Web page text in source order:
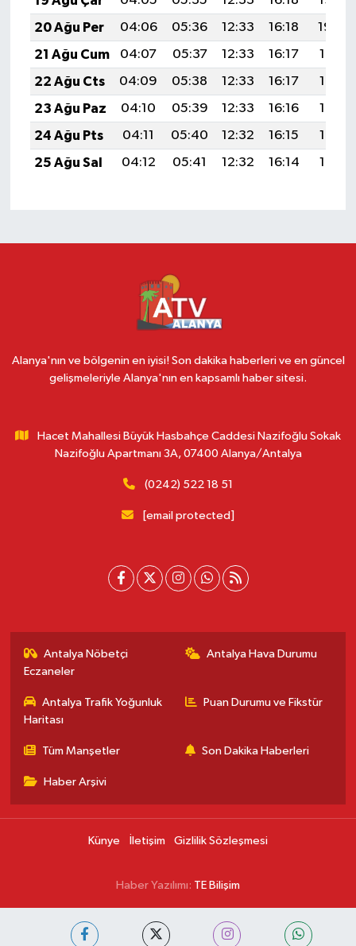
20 Ağu Per
04:06 05:36 12:33 16:18
19:20
21 Ağu Cum
04:07 05:37 12:33 16:17
19:19
22 Ağu Cts
04:09 05:38 12:33 16:17
19:18
23 Ağu Paz
04:10 05:39 12:33 16:16
19:16
24 Ağu Pts
04:11 05:40 12:32 16:15
19:15
25 Ağu Sal
04:12 05:41 12:32 16:14 19:13
Alanya'nın ve bölgenin en iyisi! Son dakika haberleri ve en güncel
gelişmeleriyle Alanya'nın en kapsamlı haber sitesi.
Hacet Mahallesi Büyük Hasbahçe Caddesi Nazifoğlu Sokak
Nazifoğlu Apartmanı 3A, 07400 Alanya/Antalya
(0242) 522 18 51
[email protected]
Antalya Nöbetçi
Eczaneler
Antalya Hava Durumu
Antalya Trafik Yoğunluk
Haritası
Puan Durumu ve Fikstür
Tüm Manşetler Son Dakika Haberleri
Haber Arşivi
Künye İletişim Gizlilik Sözleşmesi
Haber Yazılımı: TE Bilişim